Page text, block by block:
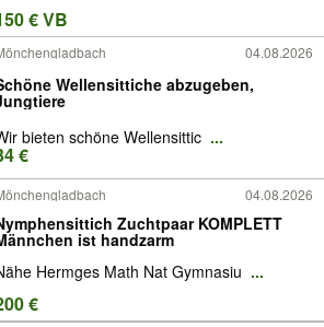
€ VB
04.08.2026
Wellensittiche abzugeben,
bieten schöne Wellensittic ...
€
04.08.2026
Zuchtpaar KOMPLETT
ist handzarm
Hermges Math Nat Gymnasiu ...
€